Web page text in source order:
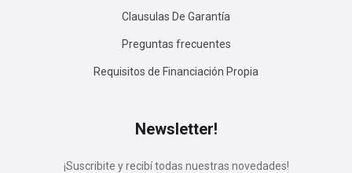
Clausulas De Garantía
Preguntas frecuentes
Requisitos de Financiación Propia
Newsletter!
¡Suscribite y recibí todas nuestras novedades!